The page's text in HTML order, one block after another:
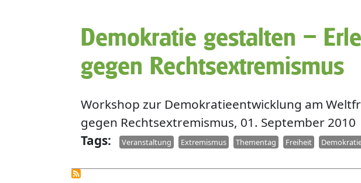
Demokratie gestalten –
gegen Rechtsextremismus
Workshop zur Demokratieentwicklung am
gegen Rechtsextremismus, 01. September 2010
Tags Veranstaltung Extremismus Thementag Freiheit